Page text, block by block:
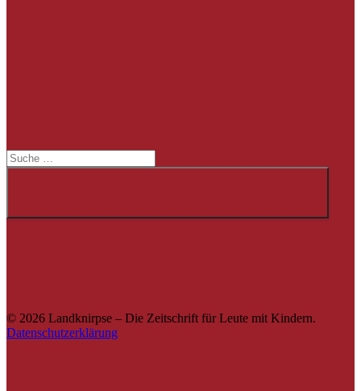
© 2026 Landknirpse – Die Zeitschrift für Leute mit Kindern.
Datenschutzerklärung